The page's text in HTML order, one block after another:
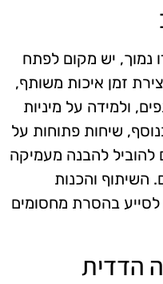
נמוך, יש מקום לפתח
זמן איכות משותף,
ולמידה על מיניות
שיחות פתוחות על
להוביל להבנה מעמיקה
השיתוף והכנות
בהסרת מחסומים
הדדית